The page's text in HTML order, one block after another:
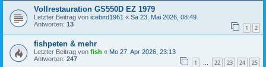
Vollrestauration GS550D EZ 1979
Letzter Beitrag von icebird1961 « Sa 23. Mai 2026, 08:49
Antworten: 13 1 2
fishpeten & mehr
Letzter Beitrag von fish « Mo 27. Apr 2026, 23:13
Antworten: 247 1 … 22 23 24 25